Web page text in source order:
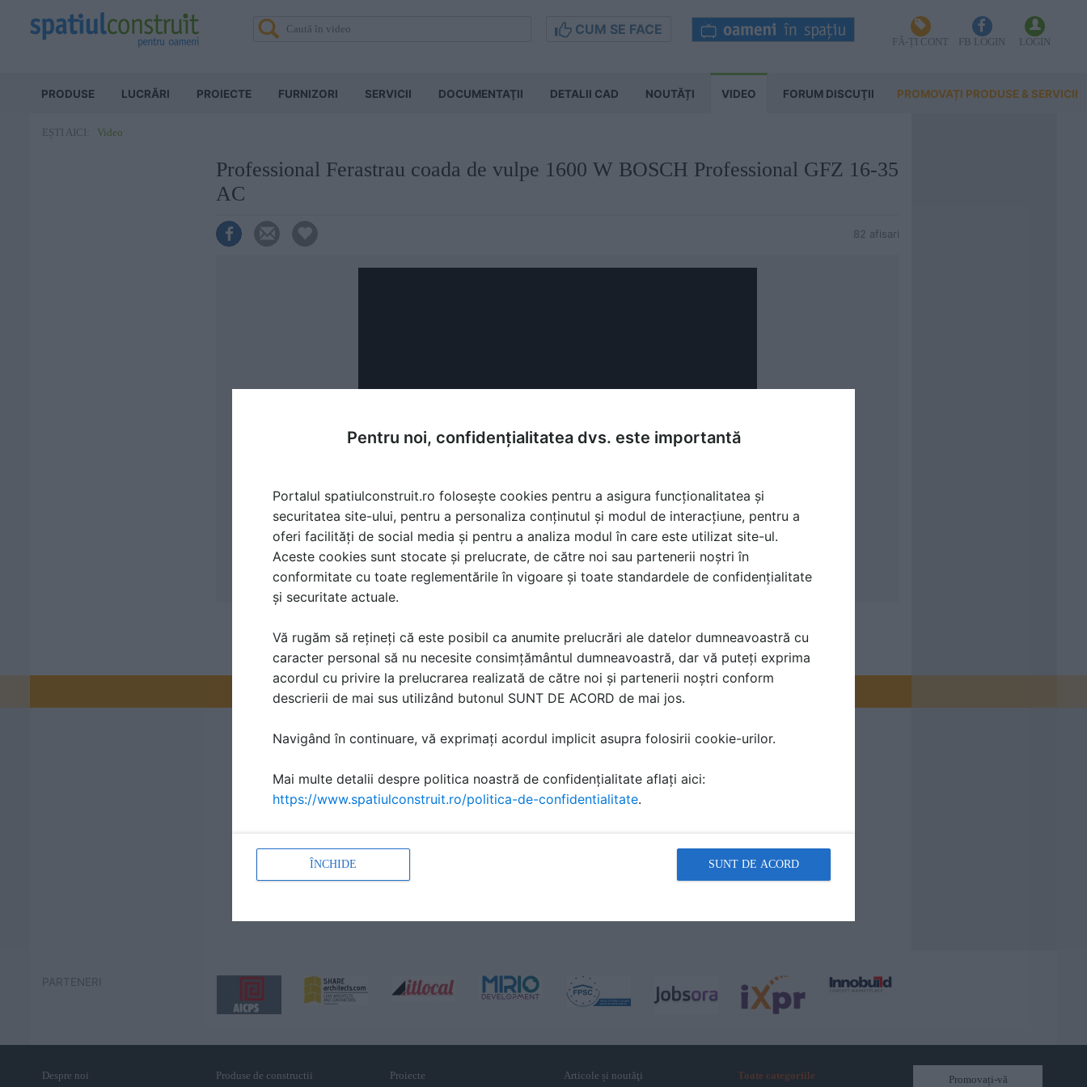
CUM SE FACE
FĂ-ȚI CONT FB LOGIN LOGIN
PRODUSE LUCRĂRI PROIECTE FURNIZORI SERVICII DOCUMENTAŢII DETALII CAD NOUTĂȚI VIDEO FORUM DISCUŢII PROMOVAȚI PRODUSE & SERVICII
EȘTI AICI: Video
Professional Ferastrau coada de vulpe 1600 W BOSCH Professional GFZ 16-35
AC
82 afisari
Promovați-vă produsele și serviciile pe SpatiulConstruit.ro!
PARTENERI
Despre noi Produse de constructii Proiecte Articole și noutăţi Toate categoriile
Promovați-vă
Pentru noi, confidențialitatea dvs. este importantă
Portalul spatiulconstruit.ro folosește cookies pentru a asigura funcționalitatea și
securitatea site-ului, pentru a personaliza conținutul și modul de interacțiune, pentru a
oferi facilități de social media și pentru a analiza modul în care este utilizat site-ul.
Aceste cookies sunt stocate și prelucrate, de către noi sau partenerii noștri în
conformitate cu toate reglementările în vigoare și toate standardele de confidențialitate
și securitate actuale.
Vă rugăm să rețineți că este posibil ca anumite prelucrări ale datelor dumneavoastră cu
caracter personal să nu necesite consimțământul dumneavoastră, dar vă puteți exprima
acordul cu privire la prelucrarea realizată de către noi și partenerii noștri conform
descrierii de mai sus utilizând butonul SUNT DE ACORD de mai jos.
Navigând în continuare, vă exprimați acordul implicit asupra folosirii cookie-urilor.
Mai multe detalii despre politica noastră de confidențialitate aflați aici:
https://www.spatiulconstruit.ro/politica-de-confidentialitate.
ÎNCHIDE SUNT DE ACORD